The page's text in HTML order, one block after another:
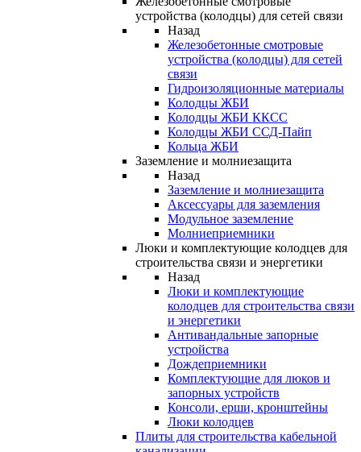
устройства (колодцы) для сетей связи
Назад
Железобетонные смотровые
устройства (колодцы) для сетей
связи
Гидроизоляционные материалы
Колодцы ЖБИ
Колодцы ЖБИ ККСС
Колодцы ЖБИ ССД-Пайп
Кольца ЖБИ
Заземление и молниезащита
Назад
Заземление и молниезащита
Аксессуары для заземления
Модульное заземление
Молниеприемники
Люки и комплектующие колодцев для
строительства связи и энергетики
Назад
Люки и комплектующие
колодцев для строительства связи
и энергетики
Антивандальные запорные
устройства
Дождеприемники
Комплектующие для люков и
запорных устройств
Консоли, ерши, кронштейны
Люки колодцев
Плиты для строительства кабельной